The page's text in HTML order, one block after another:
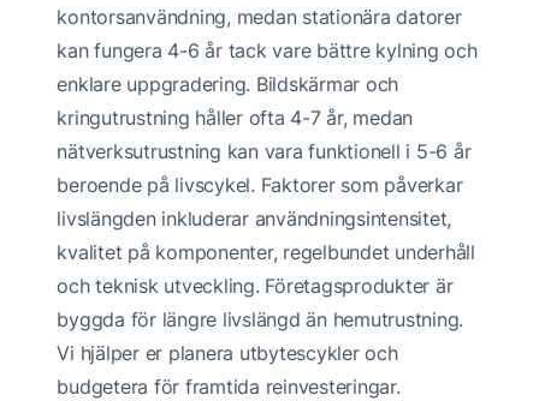
kontorsanvändning, medan stationära datorer
kan fungera 4-6 år tack vare bättre kylning och
enklare uppgradering. Bildskärmar och
kringutrustning håller ofta 4-7 år, medan
nätverksutrustning kan vara funktionell i 5-6 år
beroende på livscykel. Faktorer som påverkar
livslängden inkluderar användningsintensitet,
kvalitet på komponenter, regelbundet underhåll
och teknisk utveckling. Företagsprodukter är
byggda för längre livslängd än hemutrustning.
Vi hjälper er planera utbytescykler och
budgetera för framtida reinvesteringar.